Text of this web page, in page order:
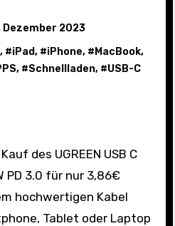
Dezember 2023
, #iPad, #iPhone, # MacBook,
, #Schnellladen, #USB-C
PD 3.0 für nur 3,86€
hochwertigen Kabel
Tablet oder Laptop